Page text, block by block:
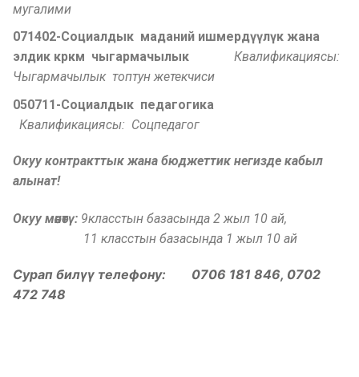
мугалими
071402-Социалдык маданий ишмердүүлүк жана
элдик кркм чыгармачылык
Квалификациясы:
Чыгармачылык топтун жетекчиси
050711-Социалдык педагогика
Квалификациясы: Соцпедагог
Окуу контракттык жана бюджеттик негизде кабыл
алынат!
Окуу мөөнөтү: 9класстын базасында 2 жыл 10 ай,
11 класстын базасында 1 жыл 10 ай
Сурап билүү телефону: 0706 181 846, 0702
472 748